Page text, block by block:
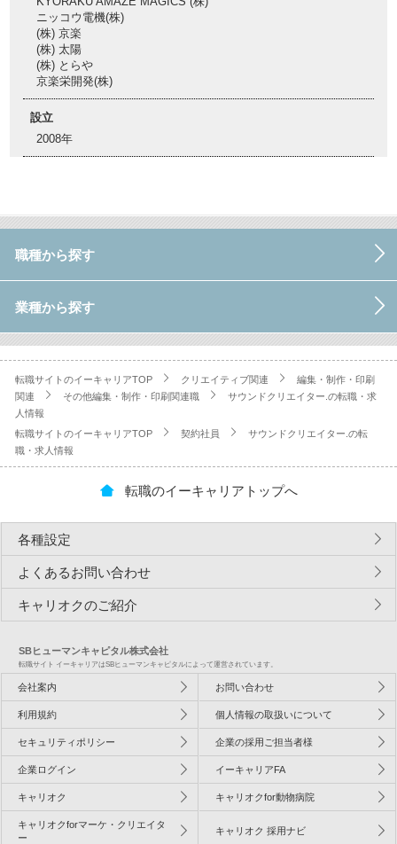
ニッコウ電機(株)
(株) 京楽
(株) 太陽
(株) とらや
京楽栄開発(株)
設立
2008年
職種から探す
業種から探す
転職サイトのイーキャリアTOP クリエイティブ関連
編集・制作・印刷
関連
その他編集・制作・印刷関連職
サウンドクリエイター.の転職・求
人情報
転職サイトのイーキャリアTOP
契約社員
サウンドクリエイター.の転
職・求人情報
転職のイーキャリアトップへ
各種設定
よくあるお問い合わせ
キャリオクのご紹介
SBヒューマンキャピタル株式会社
転職サイト イーキャリアはSBヒューマンキャピタルによって運営されています。
会社案内 お問い合わせ
利用規約 個人情報の取扱いについて
セキュリティポリシー 企業の採用ご担当者様
企業ログイン イーキャリアFA
キャリオク キャリオクfor動物病院
キャリオクforマーケ・クリエイタ
ー
キャリオク 採用ナビ